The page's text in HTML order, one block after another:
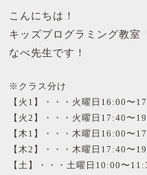
こんにちは！
キッズプログラミング教室
なべ先生です！
※クラス分け
【火1】・・・火曜日16:00〜
【火2】・・・火曜日17:40〜
【木1】・・・木曜日16:00〜
【木2】・・・木曜日17:40〜
【土】・・・土曜日10:00〜